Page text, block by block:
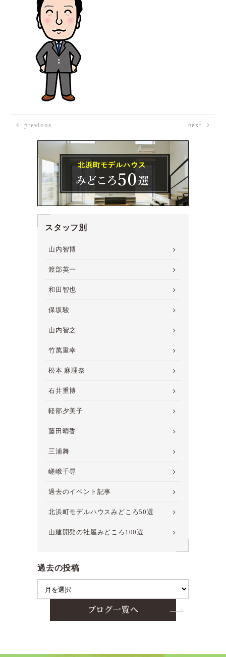
previous next
スタッフ別
山内智博
渡部英一
和田智也
保坂駿
山内智之
竹萬重幸
松本 麻理奈
石井重博
軽部夕美子
藤田晴香
三浦舞
嵯峨千尋
過去のイベント記事
北浜町モデルハウスみどころ50選
山建開発の社屋みどころ100選
過去の投稿
ブログ一覧へ